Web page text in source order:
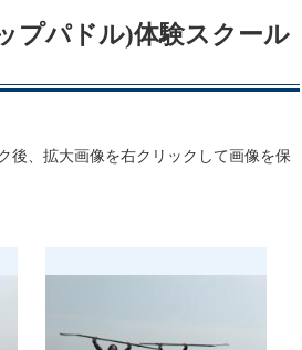
プパドル)体験スクール
後、拡大画像を右クリックして画像を保